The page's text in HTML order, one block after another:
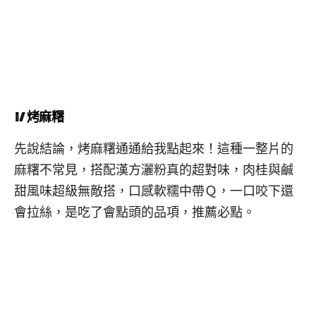
🥢烤麻糬
先說結論，烤麻糬通通給我點起來！這種一整片的
麻糬不常見，搭配漢方灑粉真的超對味，肉桂與鹹
甜風味超級無敵搭，口感軟糯中帶Ｑ，一口咬下還
會拉絲，是吃了會點頭的品項，推薦必點。